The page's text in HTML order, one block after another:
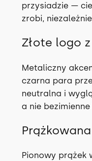
przysiadzie —
zrobi,
Złote logo
Metaliczny
czarna para
neutralna i
a nie bezimienne
Pionowy prążek